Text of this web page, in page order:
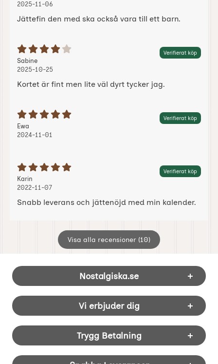
2025-11-06
Jättefin den med ska också vara till ett barn.
Betyg: 4 Stjärnor av 5 Verifierat köp
Recension av:
Sabine, 2025-10-25
, 2025-10-25
2025-10-25
Kortet är fint men lite väl dyrt tycker jag.
Betyg: 5 Stjärnor av 5 Verifierat köp
Recension av:
Ewa
2024-11-01
Betyg: 5 Stjärnor av 5 Verifierat köp
Recension av:
Karin
2022-11-07
Snabb leverans och jättenöjd med min kalender.
Visa alla recensioner (10)
Sidfot Blandad info och länkar
Nostalgiska.se
Vi erbjuder dig
Trygg Betalning